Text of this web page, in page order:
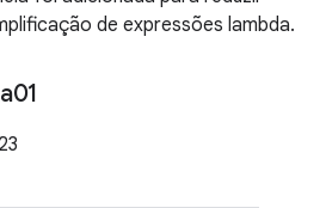
de expressões lambda.